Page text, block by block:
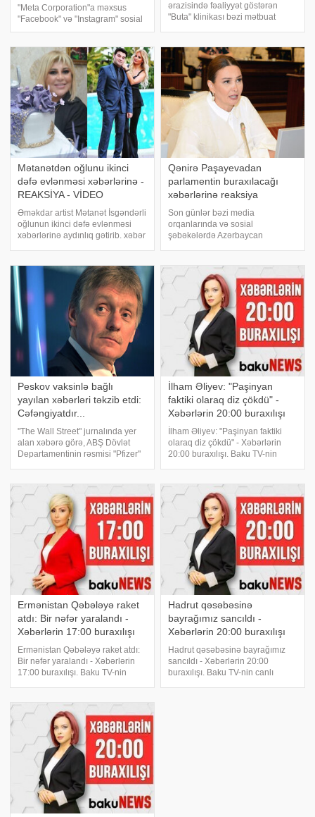
"Meta Corporation"a məxsus
"Facebook" və "Instagram" sosial
şəbəkələrinin istifadəçiləri üçün
KONKRET.azxarici KİV-ə
istinadən xəbər verir ki, b
ərazisində fəaliyyət göstərən
"Buta" klinikası bəzi mətbuat
bağlı yayılan iddialara münasibət
bildirib. AZXEBER.VOM xəbər
veri
Mətanətdən oğlunu ikinci
dəfə evlənməsi xəbərlərinə -
REAKSİYA - VİDEO
Əməkdar artist Mətanət İsgəndərli
oğlunun ikinci dəfə evlənməsi
xəbərlərinə aydınlıq gətirib. xəbər
yayılan məlumatların əsassız
olduğunu bildirib. İfaçı
Qənirə Paşayevadan
parlamentin buraxılacağı
xəbərlərinə reaksiya
Son günlər bəzi media
orqanlarında və sosial
şəbəkələrdə Azərbaycan
edilməsi məqsədi ilə referendium
keçiriləcəyi, habelə Milli Məclisin
təkrarən buraxılacağı barəd
Peskov vaksinlə bağlı
yayılan xəbərləri təkzib etdi:
Cəfəngiyatdır...
"The Wall Street" jurnalında yer
alan xəbərə görə, ABŞ Dövlət
Departamentinin rəsmisi "Pfizer"
salmaq üçün Rusiya kəşfiyyat
xidmətinin təlimat
İlham Əliyev: "Paşinyan
faktiki olaraq diz çökdü" -
Xəbərlərin 20:00 buraxılışı
İlham Əliyev: "Paşinyan faktiki
olaraq diz çökdü" - Xəbərlərin
20:00 buraxılışı. Baku TV-nin
çökdü və bütün şərtləri qəbul
etdi" - Preziden
Ermənistan Qəbələyə raket
atdı: Bir nəfər yaralandı -
Xəbərlərin 17:00 buraxılışı
Ermənistan Qəbələyə raket atdı:
Bir nəfər yaralandı - Xəbərlərin
17:00 buraxılışı. Baku TV-nin
Azərbaycanla münasibətləri
normallaşdırmadan Ermənistanın
Hadrut qəsəbəsinə
bayrağımız sancıldı -
Xəbərlərin 20:00 buraxılışı
Hadrut qəsəbəsinə bayrağımız
sancıldı - Xəbərlərin 20:00
buraxılışı. Baku TV-nin canlı